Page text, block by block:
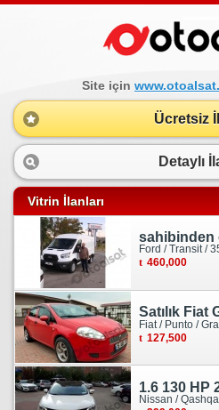
Site için
Ücretsiz
Detaylı
Vitrin İlanları
Ford / Transit /
460,000
Satılık Fiat
Fiat / Punto /
127,500
Nissan /